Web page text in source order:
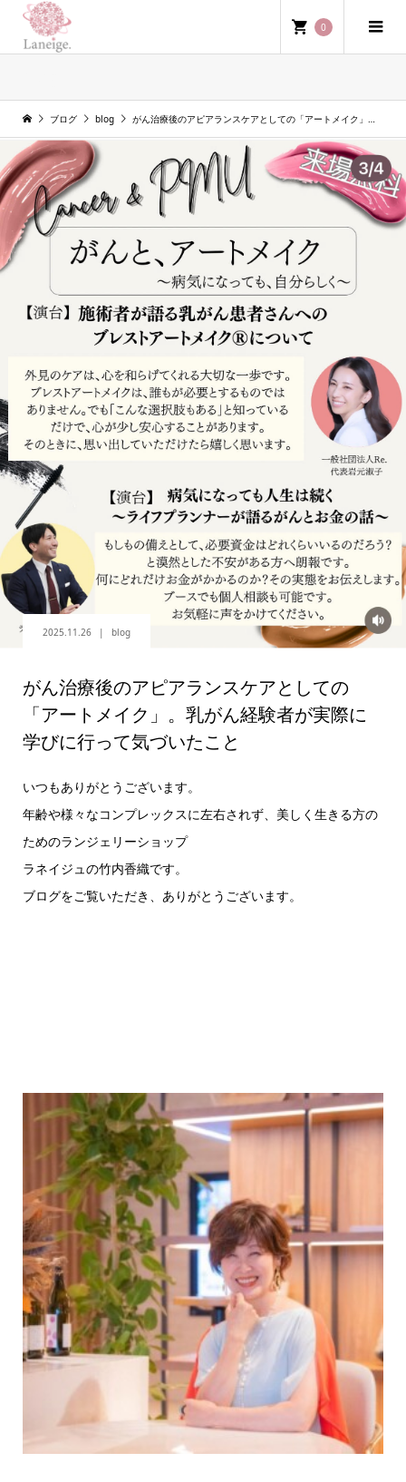
0
ブログ blog がん治療後のアピアランスケアとしての「アートメイク」。乳がん経験者が実際に学びに行って気づいたこと
2025.11.26 blog
がん治療後のアピアランスケアとしての
「アートメイク」。乳がん経験者が実際に
学びに行って気づいたこと
いつもありがとうございます。
年齢や様々なコンプレックスに左右されず、美しく生きる方の
ためのランジェリーショップ
ラネイジュの竹内香織です。
ブログをご覧いただき、ありがとうございます。